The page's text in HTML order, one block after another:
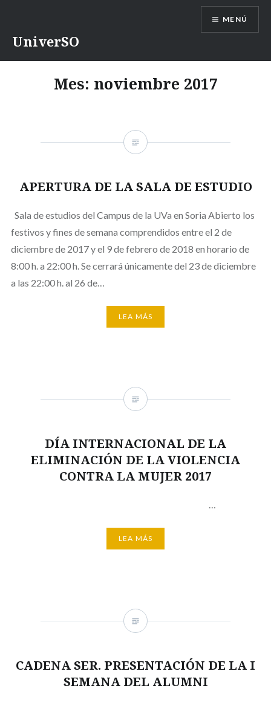
UniverSO
MENÚ
Mes: noviembre 2017
APERTURA DE LA SALA DE ESTUDIO
Sala de estudios del Campus de la UVa en Soria Abierto los
festivos y fines de semana comprendidos entre el 2 de
diciembre de 2017 y el 9 de febrero de 2018 en horario de
8:00 h. a 22:00 h. Se cerrará únicamente del 23 de diciembre
a las 22:00 h. al 26 de…
LEA MÁS
DÍA INTERNACIONAL DE LA
ELIMINACIÓN DE LA VIOLENCIA
CONTRA LA MUJER 2017
…
LEA MÁS
CADENA SER. PRESENTACIÓN DE LA I
SEMANA DEL ALUMNI